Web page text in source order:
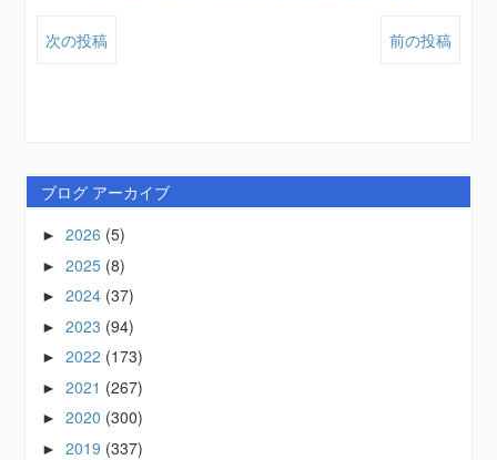
次の投稿 前の投稿
ブログ アーカイブ
►2026 (5)
►2025 (8)
►2024 (37)
►2023 (94)
►2022 (173)
►2021 (267)
►2020 (300)
►2019 (337)